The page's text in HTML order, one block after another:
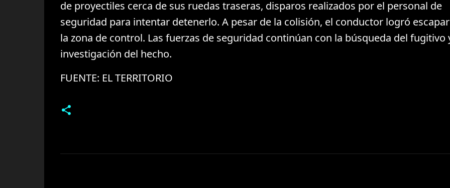
de proyectiles cerca de sus ruedas traseras, disparos realizados por el personal de
seguridad para intentar detenerlo. A pesar de la colisión, el conductor logró
la zona de control. Las fuerzas de seguridad continúan con la búsqueda del fugitivo
investigación del hecho.
FUENTE: EL TERRITORIO